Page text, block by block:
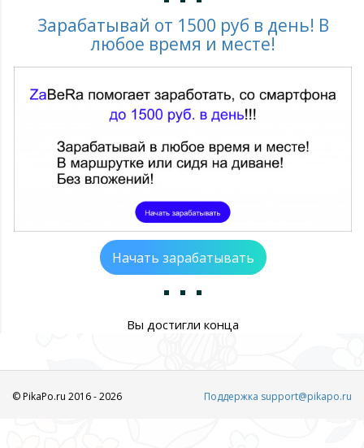
Зарабатывай от 1500 руб в день! В
любое время и месте!
Начать зарабатывать
Вы достигли конца
© PikaPo.ru 2016 - 2026 Поддержка support@pikapo.ru